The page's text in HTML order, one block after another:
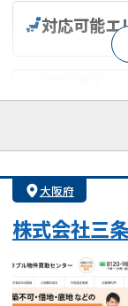
対応可能エ
大阪府
株式会社三